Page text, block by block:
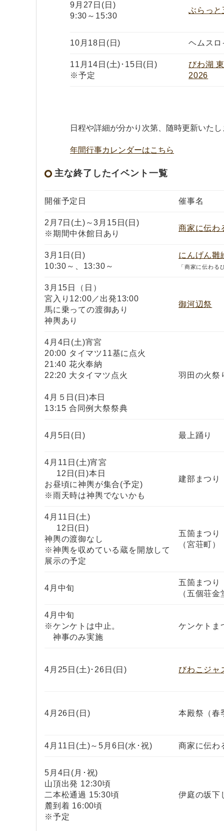
9月27日(日)
9:30～15:30
ぶらっ
10月18日(日) ヘムス
11月14日(土)･15日(日)
※予定
びわ湖
2026
日程や詳細が分かり次第、随時更新いたし
年間行事カレンダーはこちら
主な終了したイベント一覧
開催予定日 催事名
2月7日(土)～3月15日(日)
※期間中休館日あり
商家に伝わ
3月1日(日)
10:30～、13:30～
にんげん雛
「商家に伝わる
3月15日（日）
宮入り12:00／出発13:00
馬に乗っての渡御あり
神輿あり
御河辺祭
4月4日(土)宵宮
20:00 タイマツ11基に点火
21:40 花火奉納
22:20 大タイマツ点火
4月５日(日)本日
13:15 合同例大祭祭典
羽田の火祭
4月5日(日) 最上踊り
4月11日(土)宵宮
12日(日)本日
お昼頃に神輿が集合(予定)
※雨天時は神輿でないかも
建部まつり
4月11日(土)
12日(日)
神輿の渡御なし
※神輿を収めている蔵を開放して
展示の予定
五箇まつり
（宮荘町）
4月中旬
五箇まつり
（五個荘金
4月中旬
※ケンケトは中止。
神事のみ実施
ケンケトま
4月25日(土)･26日(日) びわこジャ
4月26日(日) 本殿祭（春
4月11日(土)～5月6日(水･祝) 商家に伝わ
5月4日(月･祝)
山頂出発 12:30頃
二本松通過 15:30頃
麓到着 16:00頃
※予定
伊庭の坂下